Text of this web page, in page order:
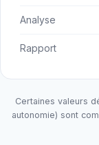
Analyse
Rapport
Certaines valeurs
autonomie) sont